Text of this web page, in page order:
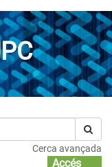
Cerca avançada
Accés